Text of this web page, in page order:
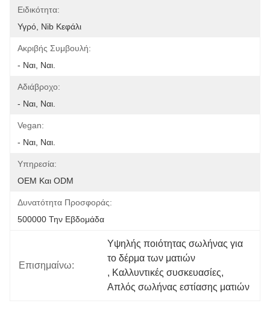
Ειδικότητα:
Υγρό, Nib Κεφάλι
Ακριβής Συμβουλή:
- Ναι, Ναι.
Αδιάβροχο:
- Ναι, Ναι.
Vegan:
- Ναι, Ναι.
Υπηρεσία:
OEM Και ODM
Δυνατότητα Προσφοράς:
500000 Την Εβδομάδα
Επισημαίνω:
Υψηλής ποιότητας σωλήνας για
το δέρμα των ματιών
, Καλλυντικές συσκευασίες,
Απλός σωλήνας εστίασης ματιών